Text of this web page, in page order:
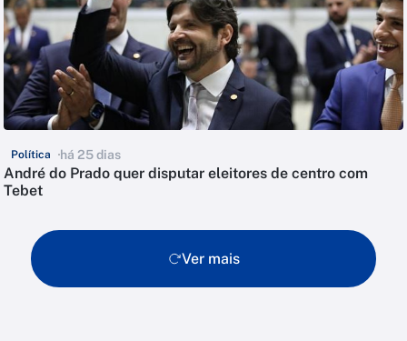
Política há 25 dias
André do Prado quer disputar eleitores de centro com
Tebet
Ver mais